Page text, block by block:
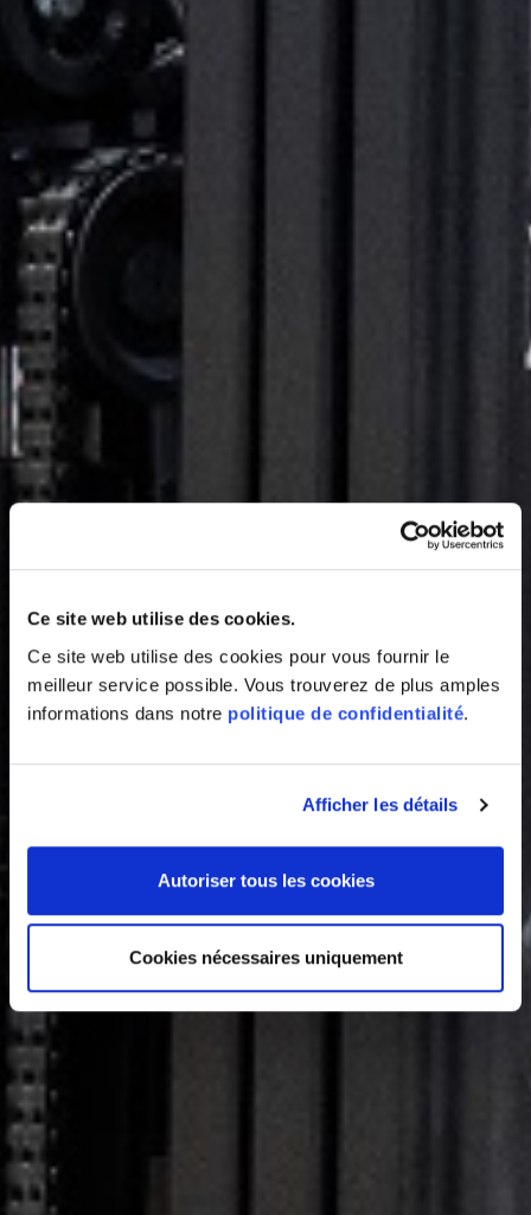
Ce site web utilise des cookies.
Ce site web utilise des cookies pour vous fournir le
meilleur service possible. Vous trouverez de plus amples
informations dans notre politique de confidentialité.
Afficher les détails
Autoriser tous les cookies
Cookies nécessaires uniquement